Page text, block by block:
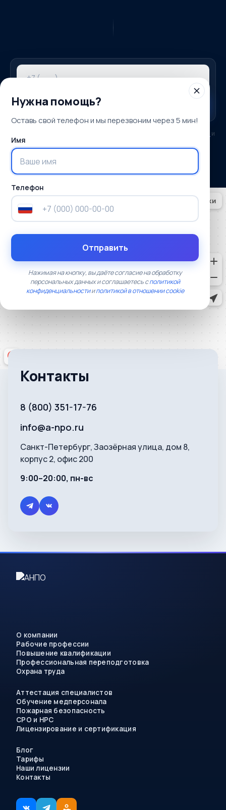
ПОЛУЧИТЬ ПОДБОР
и
Нужна помощь?
Оставь свой телефон и мы перезвоним через 5 мин!
Имя
Телефон
Отправить
Нажимая на кнопку, вы даёте согласие на обработку
персональных данных и соглашаетесь сполитикой
конфиденциальностииполитикой в отношении cookie
Контакты
8 (800) 351-17-76
info@a-npo.ru
Санкт-Петербург, Заозёрная улица, дом 8,
корпус 2, офис 200
9:00–20:00, пн-вс
О компании
Рабочие профессии
Повышение квалификации
Профессиональная переподготовка
Охрана труда
Аттестация специалистов
Обучение медперсонала
Пожарная безопасность
СРО и НРС
Лицензирование и сертификация
Блог
Тарифы
Наши лицензии
Контакты